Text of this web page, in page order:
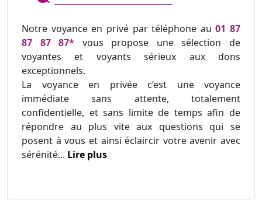
Notre voyance en privé par téléphone au01 87
87 87 87* vous propose une sélection de
voyantes et voyants sérieux aux dons
exceptionnels.
La voyance en privée c’est une voyance
immédiate sans attente, totalement
confidentielle, et sans limite de temps afin de
répondre au plus vite aux questions qui se
posent à vous et ainsi éclaircir votre avenir avec
sérénité... Lire plus